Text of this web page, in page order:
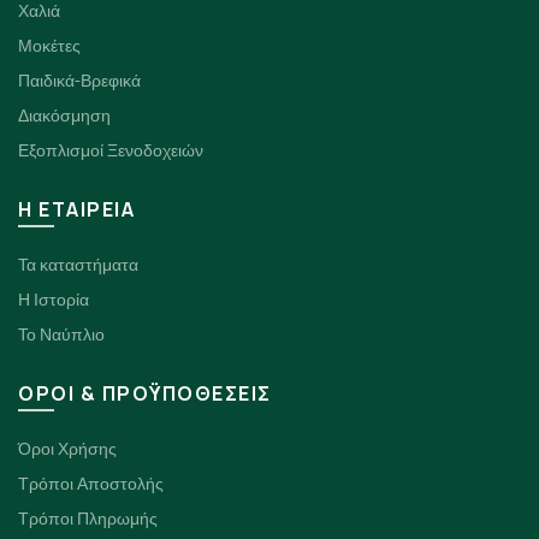
Χαλιά
Μοκέτες
Παιδικά-Βρεφικά
Διακόσμηση
Εξοπλισμοί Ξενοδοχειών
H ΕΤΑΙΡΕΙΑ
Τα καταστήματα
Η Ιστορία
Το Ναύπλιο
ΟΡΟΙ & ΠΡΟΫΠΟΘΕΣΕΙΣ
Όροι Χρήσης
Τρόποι Αποστολής
Τρόποι Πληρωμής